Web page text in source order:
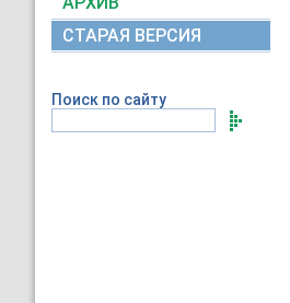
СТАРАЯ ВЕРСИЯ
Поиск по сайту